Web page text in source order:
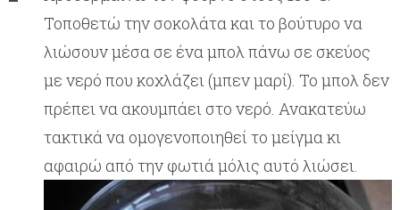
Τοποθετώ την σοκολάτα και το βούτυρο να
λιώσουν μέσα σε ένα μπολ πάνω σε σκεύος
με νερό που κοχλάζει (μπεν μαρί). Το μπολ δεν
πρέπει να ακουμπάει στο νερό. Ανακατεύω
τακτικά να ομογενοποιηθεί το μείγμα κι
αφαιρώ από την φωτιά μόλις αυτό λιώσει.